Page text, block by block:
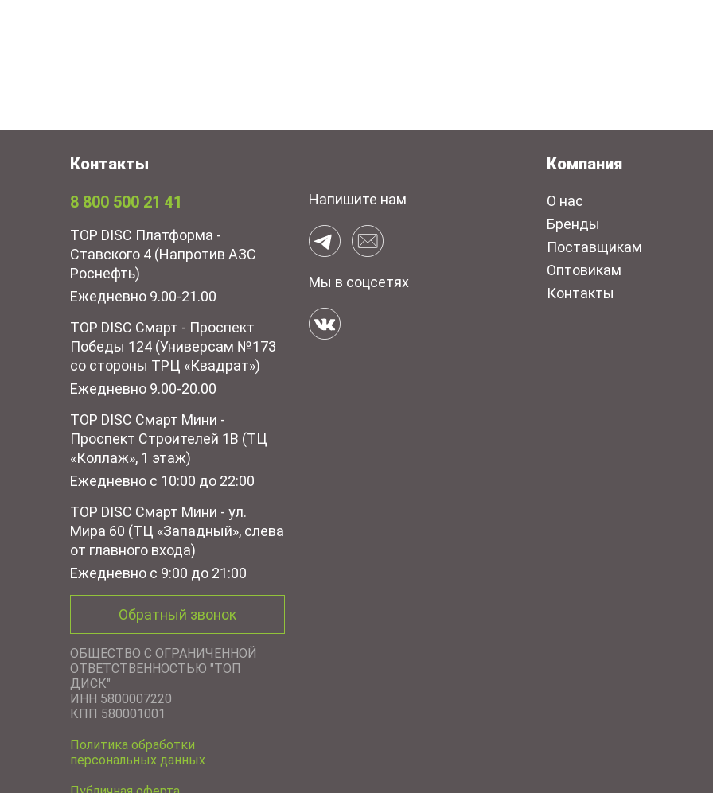
Контакты
8 800 500 21 41
TOP DISC Платформа -
Ставского 4 (Напротив АЗС
Роснефть)
Ежедневно 9.00-21.00
TOP DISC Смарт - Проспект
Победы 124 (Универсам №173
со стороны ТРЦ «Квадрат»)
Ежедневно 9.00-20.00
TOP DISC Смарт Мини -
Проспект Строителей 1В (ТЦ
«Коллаж», 1 этаж)
Ежедневно с 10:00 до 22:00
TOP DISC Смарт Мини - ул.
Мира 60 (ТЦ «Западный», слева
от главного входа)
Ежедневно с 9:00 до 21:00
Обратный звонок
ОБЩЕСТВО С ОГРАНИЧЕННОЙ
ОТВЕТСТВЕННОСТЬЮ "ТОП
ДИСК"
ИНН 5800007220
КПП 580001001
Политика обработки
персональных данных
Напишите нам
Мы в соцсетях
Компания
О нас
Бренды
Поставщикам
Оптовикам
Контакты